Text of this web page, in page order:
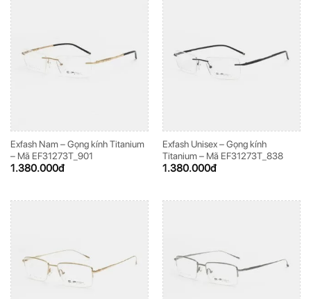
Exfash Nam – Gọng kính Titanium
– Mã EF31273T_901
1.380.000đ
Exfash Unisex – Gọng kính
Titanium – Mã EF31273T_838
1.380.000đ